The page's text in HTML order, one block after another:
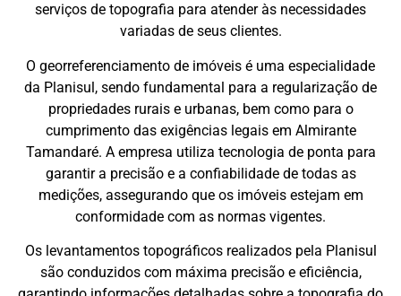
serviços de topografia para atender às necessidades
variadas de seus clientes.
O georreferenciamento de imóveis é uma especialidade
da Planisul, sendo fundamental para a regularização de
propriedades rurais e urbanas, bem como para o
cumprimento das exigências legais em Almirante
Tamandaré. A empresa utiliza tecnologia de ponta para
garantir a precisão e a confiabilidade de todas as
medições, assegurando que os imóveis estejam em
conformidade com as normas vigentes.
Os levantamentos topográficos realizados pela Planisul
são conduzidos com máxima precisão e eficiência,